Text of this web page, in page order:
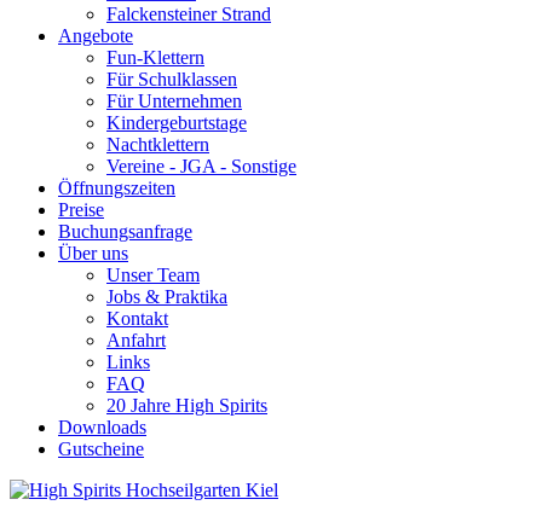
Falckensteiner Strand
Angebote
Fun-Klettern
Für Schulklassen
Für Unternehmen
Kindergeburtstage
Nachtklettern
Vereine - JGA - Sonstige
Öffnungszeiten
Preise
Buchungsanfrage
Über uns
Unser Team
Jobs & Praktika
Kontakt
Anfahrt
Links
FAQ
20 Jahre High Spirits
Downloads
Gutscheine